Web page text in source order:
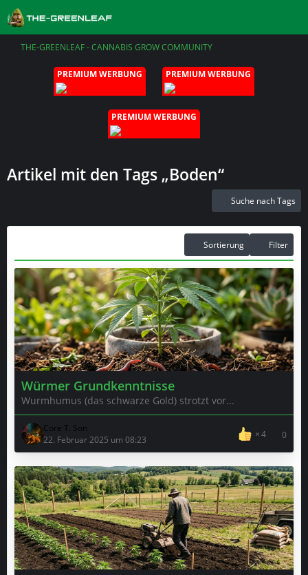
THE-GREENLEAF - CANNABIS GROW COMMUNITY
PREMIUM WERBUNG PREMIUM WERBUNG
PREMIUM WERBUNG
Artikel mit den Tags „Boden“
Suche nach Tags
Sortierung Filter
Würmer Grundkenntnisse
Wurmhumus (das schwarze Gold) strotzt vor...
Core T. Son
22. Februar 2025 um 08:23
4 0